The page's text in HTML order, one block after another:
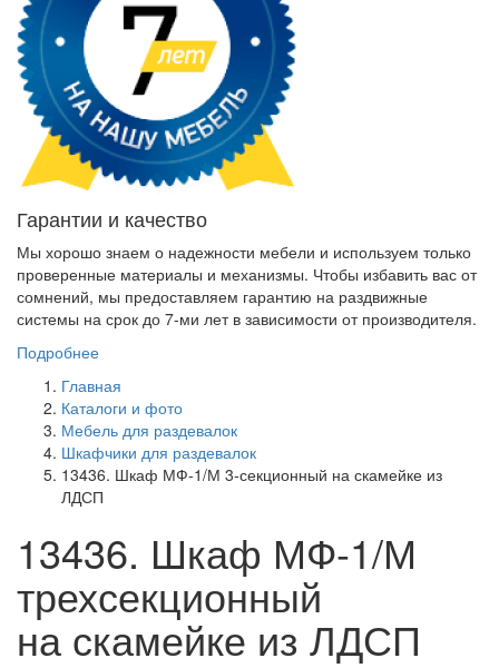
Гарантии и качество
Мы хорошо знаем о надежности мебели и используем только
проверенные материалы и механизмы. Чтобы избавить вас от
сомнений, мы предоставляем гарантию на раздвижные
системы на срок до 7-ми лет в зависимости от производителя.
Подробнее
Главная
Каталоги и фото
Мебель для раздевалок
Шкафчики для раздевалок
13436. Шкаф МФ-1/М 3-секционный на скамейке из
ЛДСП
13436. Шкаф МФ-1/М
трехсекционный
на скамейке из ЛДСП